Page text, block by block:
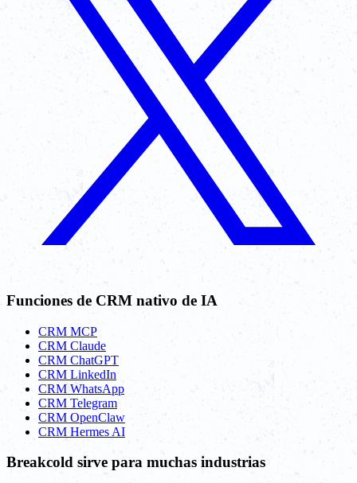
Funciones de CRM nativo de IA
CRM MCP
CRM Claude
CRM ChatGPT
CRM LinkedIn
CRM WhatsApp
CRM Telegram
CRM OpenClaw
CRM Hermes AI
Breakcold sirve para muchas industrias